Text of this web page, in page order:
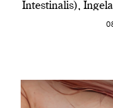
Intestinalis),